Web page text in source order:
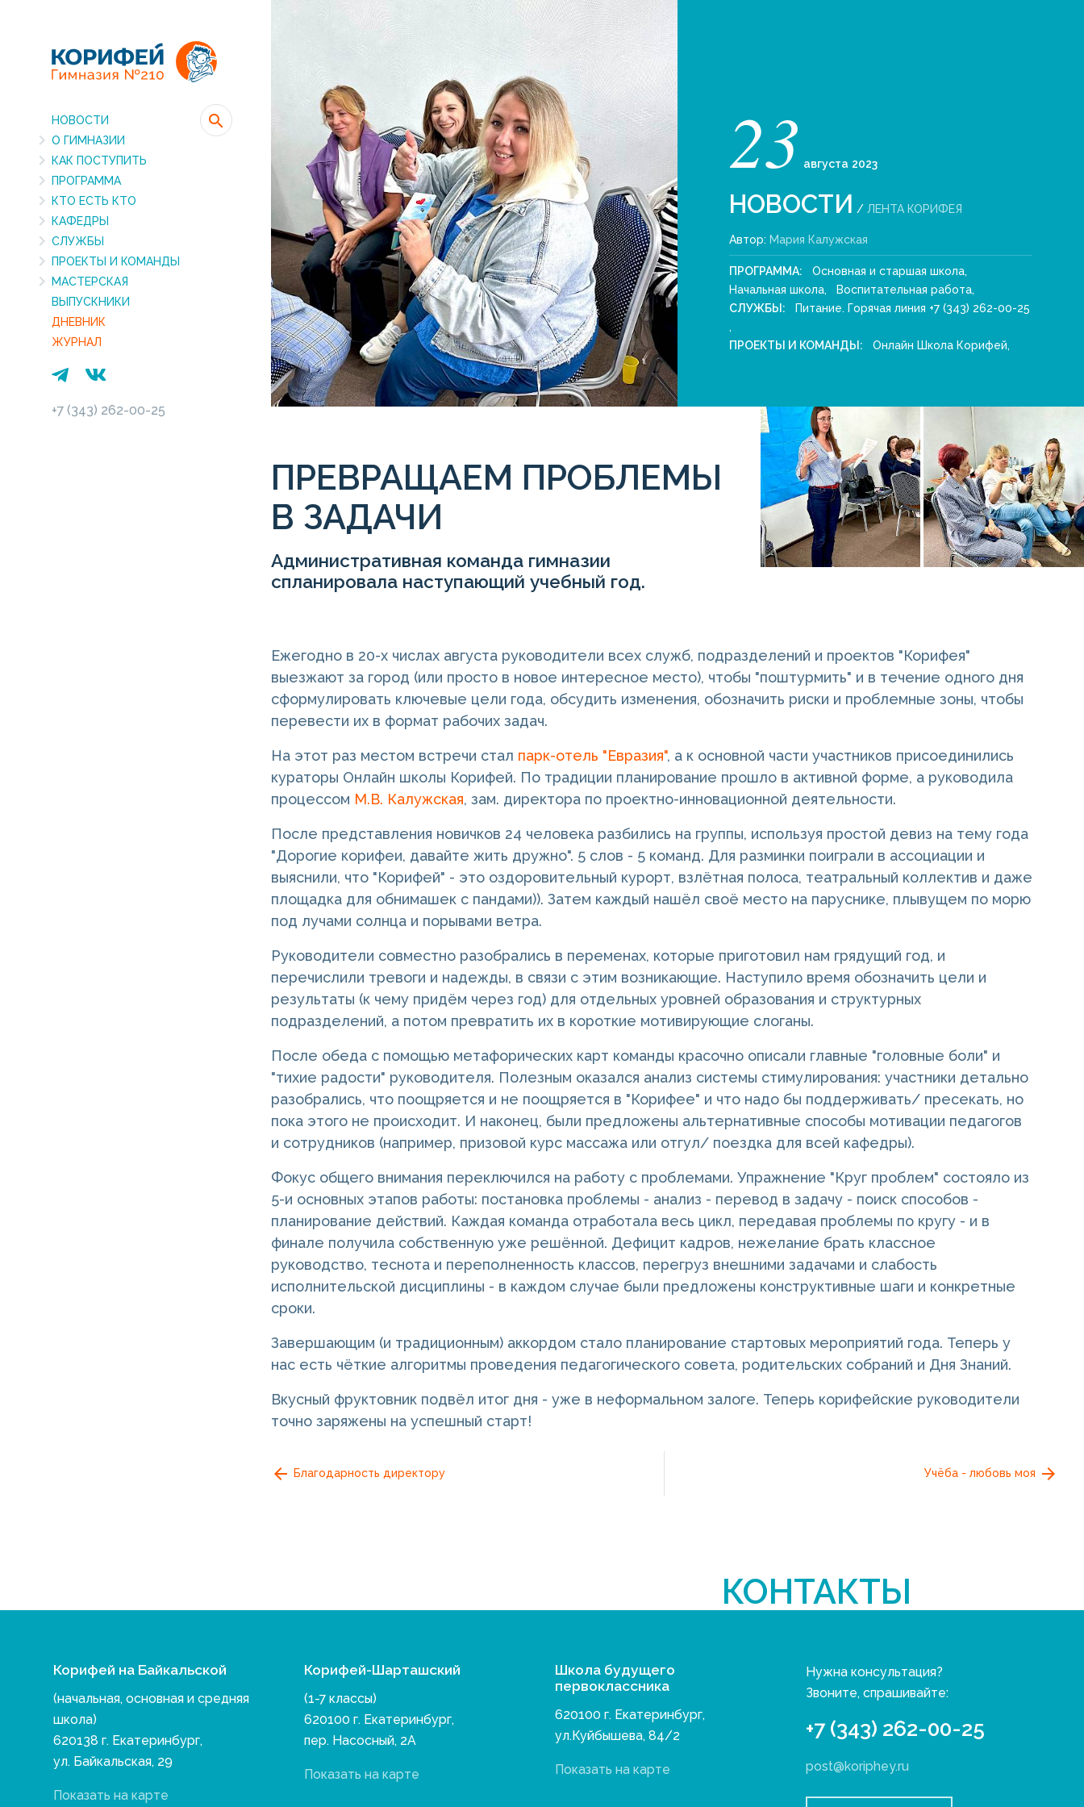
НОВОСТИ
О ГИМНАЗИИ
КАК ПОСТУПИТЬ
ПРОГРАММА
КТО ЕСТЬ КТО
КАФЕДРЫ
СЛУЖБЫ
ПРОЕКТЫ И КОМАНДЫ
МАСТЕРСКАЯ
ВЫПУСКНИКИ
ДНЕВНИК
ЖУРНАЛ
+7 (343) 262-00-25
23 августа 2023
НОВОСТИ / ЛЕНТА КОРИФЕЯ
Автор: Мария Калужская
ПРОГРАММА: Основная и старшая школа,
Начальная школа, Воспитательная работа,
СЛУЖБЫ:
Питание. Горячая линия +7 (343) 262-00-25
,
ПРОЕКТЫ И КОМАНДЫ:
Онлайн Школа Корифей,
ПРЕВРАЩАЕМ ПРОБЛЕМЫ
В ЗАДАЧИ
Административная команда гимназии
спланировала наступающий учебный год.
Ежегодно в 20-х числах августа руководители всех служб, подразделений и проектов "Корифея"
выезжают за город (или просто в новое интересное место), чтобы "поштурмить" и в течение одного дня
сформулировать ключевые цели года, обсудить изменения, обозначить риски и проблемные зоны, чтобы
перевести их в формат рабочих задач.
На этот раз местом встречи стал парк-отель "Евразия", а к основной части участников присоединились
кураторы Онлайн школы Корифей. По традиции планирование прошло в активной форме, а руководила
процессом М.В. Калужская, зам. директора по проектно-инновационной деятельности.
После представления новичков 24 человека разбились на группы, используя простой девиз на тему года
"Дорогие корифеи, давайте жить дружно". 5 слов - 5 команд. Для разминки поиграли в ассоциации и
выяснили, что "Корифей" - это оздоровительный курорт, взлётная полоса, театральный коллектив и даже
площадка для обнимашек с пандами)). Затем каждый нашёл своё место на паруснике, плывущем по морю
под лучами солнца и порывами ветра.
Руководители совместно разобрались в переменах, которые приготовил нам грядущий год, и
перечислили тревоги и надежды, в связи с этим возникающие. Наступило время обозначить цели и
результаты (к чему придём через год) для отдельных уровней образования и структурных
подразделений, а потом превратить их в короткие мотивирующие слоганы.
После обеда с помощью метафорических карт команды красочно описали главные "головные боли" и
"тихие радости" руководителя. Полезным оказался анализ системы стимулирования: участники детально
разобрались, что поощряется и не поощряется в "Корифее" и что надо бы поддерживать/ пресекать, но
пока этого не происходит. И наконец, были предложены альтернативные способы мотивации педагогов
и сотрудников (например, призовой курс массажа или отгул/ поездка для всей кафедры).
Фокус общего внимания переключился на работу с проблемами. Упражнение "Круг проблем" состояло из
5-и основных этапов работы: постановка проблемы - анализ - перевод в задачу - поиск способов -
планирование действий. Каждая команда отработала весь цикл, передавая проблемы по кругу - и в
финале получила собственную уже решённой. Дефицит кадров, нежелание брать классное
руководство, теснота и переполненность классов, перегруз внешними задачами и слабость
исполнительской дисциплины - в каждом случае были предложены конструктивные шаги и конкретные
сроки.
Завершающим (и традиционным) аккордом стало планирование стартовых мероприятий года. Теперь у
нас есть чёткие алгоритмы проведения педагогического совета, родительских собраний и Дня Знаний.
Вкусный фруктовник подвёл итог дня - уже в неформальном залоге. Теперь корифейские руководители
точно заряжены на успешный старт!
Благодарность директору Учёба - любовь моя
КОНТАКТЫ
Корифей на Байкальской
(начальная, основная и средняя
школа)
620138 г. Екатеринбург,
ул. Байкальская, 29
Показать на карте
Корифей-Шарташский
(1-7 классы)
620100 г. Екатеринбург,
пер. Насосный, 2А
Показать на карте
Школа будущего
первоклассника
620100 г. Екатеринбург,
ул.Куйбышева, 84/2
Показать на карте
Нужна консультация?
Звоните, спрашивайте:
+7 (343) 262-00-25
post@koriphey.ru